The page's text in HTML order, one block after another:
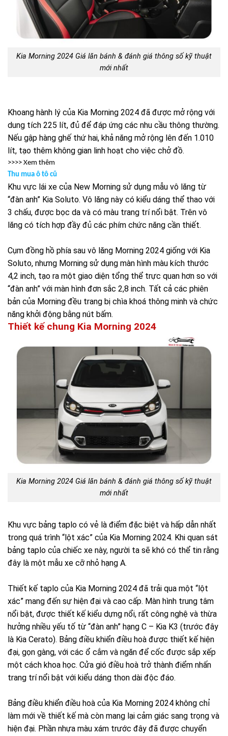
Kia Morning 2024 Giá lăn bánh & đánh giá thông số kỹ thuật
mới nhất
Khoang hành lý của Kia Morning 2024 đã được mở rộng với
dung tích 225 lít, đủ để đáp ứng các nhu cầu thông thường.
Nếu gập hàng ghế thứ hai, khả năng mở rộng lên đến 1.010
lít, tạo thêm không gian linh hoạt cho việc chở đồ.
>>>> Xem thêm
Thu mua ô tô cũ
Khu vực lái xe của New Morning sử dụng mẫu vô lăng từ
“đàn anh” Kia Soluto. Vô lăng này có kiểu dáng thể thao với
3 chấu, được bọc da và có màu trang trí nổi bật. Trên vô
lăng có tích hợp đầy đủ các phím chức năng cần thiết.
Cụm đồng hồ phía sau vô lăng Morning 2024 giống với Kia
Soluto, nhưng Morning sử dụng màn hình màu kích thước
4,2 inch, tạo ra một giao diện tổng thể trực quan hơn so với
“đàn anh” với màn hình đơn sắc 2,8 inch. Tất cả các phiên
bản của Morning đều trang bị chìa khoá thông minh và chức
năng khởi động bằng nút bấm.
Thiết kế chung Kia Morning 2024
Kia Morning 2024 Giá lăn bánh & đánh giá thông số kỹ thuật
mới nhất
Khu vực bảng taplo có vẻ là điểm đặc biệt và hấp dẫn nhất
trong quá trình “lột xác” của Kia Morning 2024. Khi quan sát
bảng taplo của chiếc xe này, người ta sẽ khó có thể tin rằng
đây là một mẫu xe cỡ nhỏ hạng A.
Thiết kế taplo của Kia Morning 2024 đã trải qua một “lột
xác” mang đến sự hiện đại và cao cấp. Màn hình trung tâm
nổi bật, được thiết kế kiểu dựng nổi, rất công nghệ và thừa
hưởng nhiều yếu tố từ “đàn anh” hạng C – Kia K3 (trước đây
là Kia Cerato). Bảng điều khiển điều hoà được thiết kế hiện
đại, gọn gàng, với các ổ cắm và ngăn để cốc được sắp xếp
một cách khoa học. Cửa gió điều hoà trở thành điểm nhấn
trang trí nổi bật với kiểu dáng thon dài độc đáo.
Bảng điều khiển điều hoà của Kia Morning 2024 không chỉ
làm mới về thiết kế mà còn mang lại cảm giác sang trọng và
hiện đại. Phần nhựa màu xám trước đây đã được chuyển